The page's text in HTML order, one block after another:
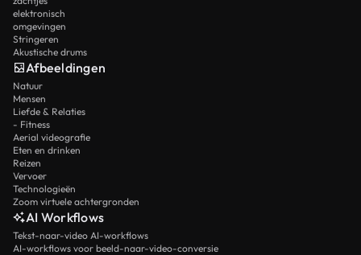
elektronisch
omgevingen
Stringeren
Akustische drums
Afbeeldingen
Natuur
Mensen
Liefde & Relaties
- Fitness
Aerial videografie
Eten en drinken
Reizen
Vervoer
Technologieën
Zoom virtuele achtergronden
AI Workflows
Tekst-naar-video AI-workflows
AI-workflows voor beeld-naar-video-conversie